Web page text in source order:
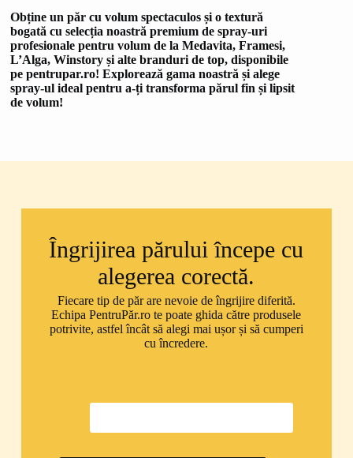
Obține un păr cu volum spectaculos și o textură
bogată cu selecția noastră premium de spray-uri
profesionale pentru volum de la Medavita, Framesi,
L’Alga, Winstory și alte branduri de top, disponibile
pe pentrupar.ro! Explorează gama noastră și alege
spray-ul ideal pentru a-ți transforma părul fin și lipsit
de volum!
Îngrijirea părului începe cu
alegerea corectă.
Fiecare tip de păr are nevoie de îngrijire diferită.
Echipa PentruPăr.ro te poate ghida către produsele
potrivite, astfel încât să alegi mai ușor și să cumperi
cu încredere.